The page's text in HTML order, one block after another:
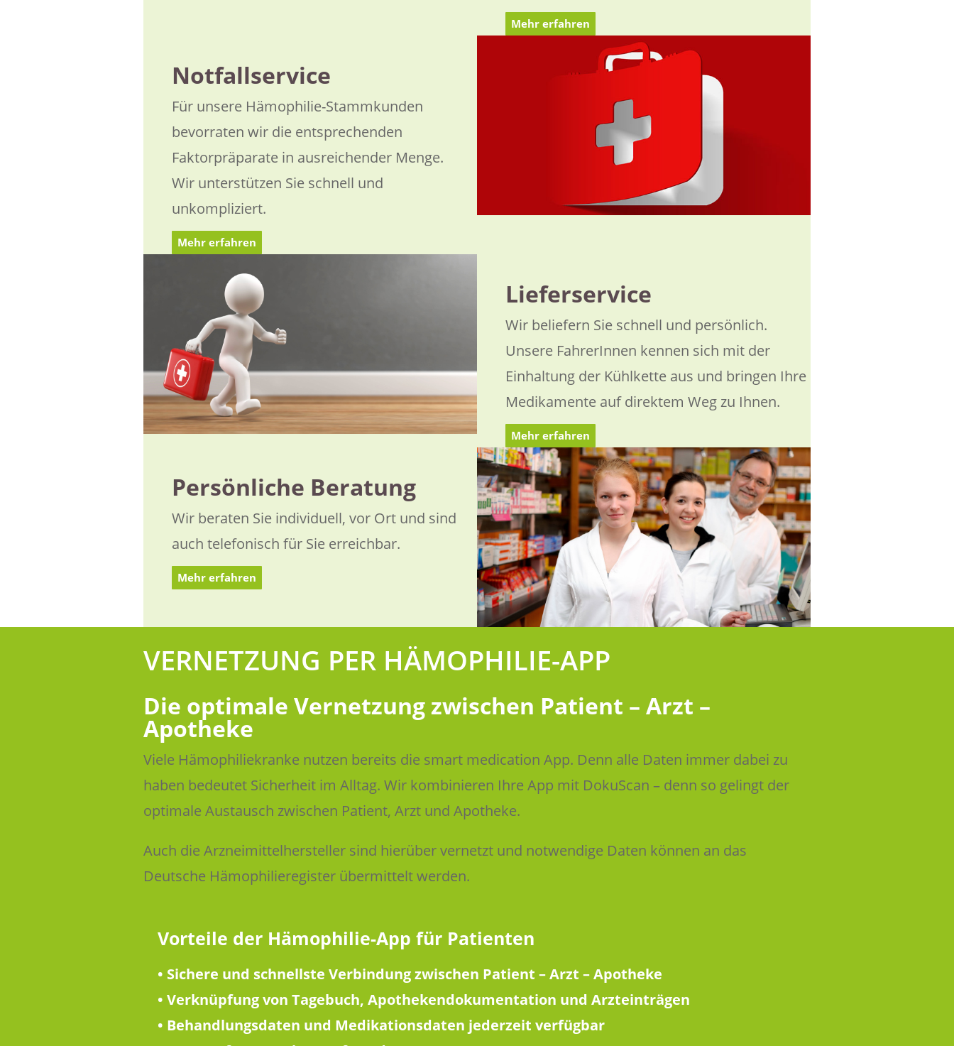
Mehr erfahren
Notfallservice
Für unsere Hämophilie-Stammkunden
bevorraten wir die entsprechenden
Faktorpräparate in ausreichender Menge.
Wir unterstützen Sie schnell und
unkompliziert.
Mehr erfahren
Lieferservice
Wir beliefern Sie schnell und persönlich.
Unsere FahrerInnen kennen sich mit der
Einhaltung der Kühlkette aus und bringen Ihre
Medikamente auf direktem Weg zu Ihnen.
Mehr erfahren
Persönliche Beratung
Wir beraten Sie individuell, vor Ort und sind
auch telefonisch für Sie erreichbar.
Mehr erfahren
VERNETZUNG PER HÄMOPHILIE-APP
Die optimale Vernetzung zwischen Patient – Arzt –
Apotheke
Viele Hämophiliekranke nutzen bereits die smart medication App. Denn alle Daten immer dabei zu
haben bedeutet Sicherheit im Alltag. Wir kombinieren Ihre App mit DokuScan – denn so gelingt der
optimale Austausch zwischen Patient, Arzt und Apotheke.
Auch die Arzneimittelhersteller sind hierüber vernetzt und notwendige Daten können an das
Deutsche Hämophilieregister übermittelt werden.
Vorteile der Hämophilie-App für Patienten
• Sichere und schnellste Verbindung zwischen Patient – Arzt – Apotheke
• Verknüpfung von Tagebuch, Apothekendokumentation und Arzteinträgen
• Behandlungsdaten und Medikationsdaten jederzeit verfügbar